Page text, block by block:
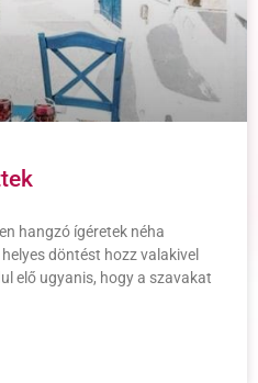
hangzó ígéretek néha
döntést hozz valakivel
elő ugyanis, hogy a szavakat